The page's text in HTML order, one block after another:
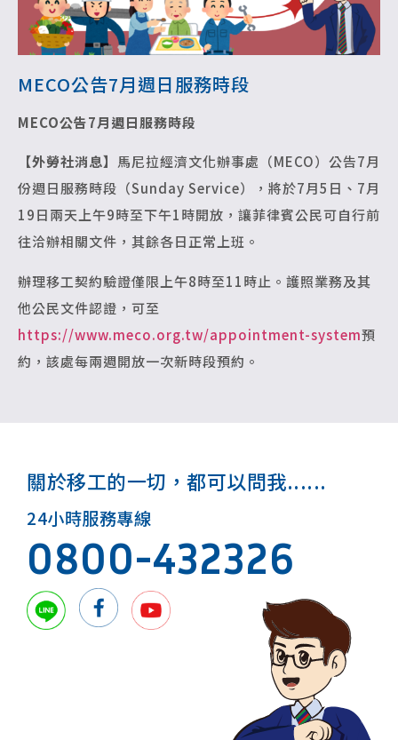
MECO公告7月週日服務時段
MECO公告7月週日服務時段
【外勞社消息】 馬尼拉經濟文化辦事處（MECO）公告7月
份週日服務時段（Sunday Service），將於7月5日、7月
19日兩天上午9時至下午1時開放，讓菲律賓公民可自行前
往洽辦相關文件，其餘各日正常上班。
辦理移工契約驗證僅限上午8時至11時止。護照業務及其
他公民文件認證，可至
https://www.meco.org.tw/appointment-system預
約，該處每兩週開放一次新時段預約。
關於移工的一切，都可以問我......
24小時服務專線
0800-432326